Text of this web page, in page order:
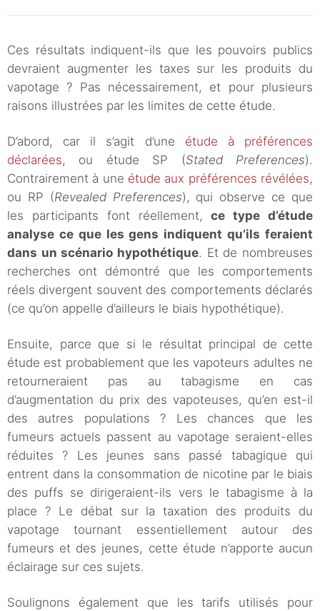
Ces résultats indiquent-ils que les pouvoirs publics
devraient augmenter les taxes sur les produits du
vapotage ? Pas nécessairement, et pour plusieurs
raisons illustrées par les limites de cette étude.
D’abord, car il s’agit d’une étude à préférences
déclarées, ou étude SP (Stated Preferences).
Contrairement à une étude aux préférences révélées,
ou RP (Revealed Preferences), qui observe ce que
les participants font réellement,ce type d’étude
analyse ce que les gens indiquent qu’ils feraient
dans un scénario hypothétique. Et de nombreuses
recherches ont démontré que les comportements
réels divergent souvent des comportements déclarés
(ce qu’on appelle d’ailleurs le biais hypothétique).
Ensuite, parce que si le résultat principal de cette
étude est probablement que les vapoteurs adultes ne
retourneraient pas au tabagisme en cas
d’augmentation du prix des vapoteuses, qu’en est-il
des autres populations ? Les chances que les
fumeurs actuels passent au vapotage seraient-elles
réduites ? Les jeunes sans passé tabagique qui
entrent dans la consommation de nicotine par le biais
des puffs se dirigeraient-ils vers le tabagisme à la
place ? Le débat sur la taxation des produits du
vapotage tournant essentiellement autour des
fumeurs et des jeunes, cette étude n’apporte aucun
éclairage sur ces sujets.
Soulignons également que les tarifs utilisés pour